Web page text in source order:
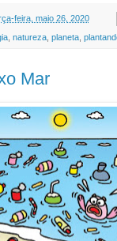
feira, maio 26, 2020
, natureza, planeta,
Mar